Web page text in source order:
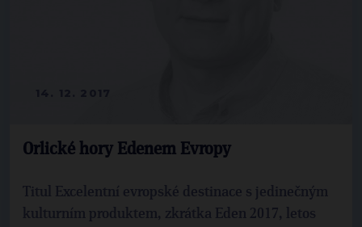
Orlické hory Edenem Evropy
Titul Excelentní evropské destinace s jedinečným
kulturním produktem, zkrátka Eden 2017, letos